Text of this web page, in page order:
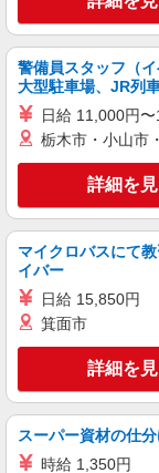
キー
株式会社kotrio /●KY-
キープ
派遣社員
株式会社kotrio /●KY-
警備員スタッフ（イ
大型駐車場、JR列
日給 11,000円
栃木市・小山市
詳細を
マイクロバスにて
イバー
日給 15,850円
箕面市
詳細を
スーパー資材の仕
時給 1,350円